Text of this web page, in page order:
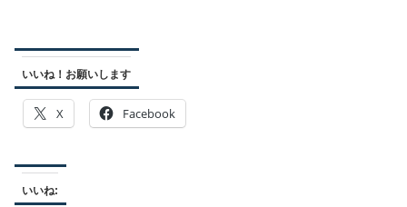
いいね！お願いします
X Facebook
いいね: